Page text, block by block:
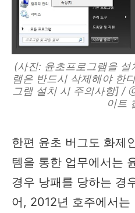
(사진: 윤초프로그램을
램은 반드시 삭제해야 한
그램 설치 시 주의사항] /
이트
한편 윤초 버그도 화제
템을 통한 업무에서는
경우 낭패를 당하는 경
어, 2012년 호주에서는